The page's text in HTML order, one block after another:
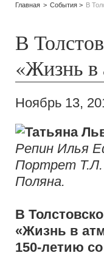
Родительские
Главная События В
В
«Жизнь в
Ноябрь 13,
Репин Илья
Портрет Т.Л.
Поляна.
В
«Жизнь в
150-летию